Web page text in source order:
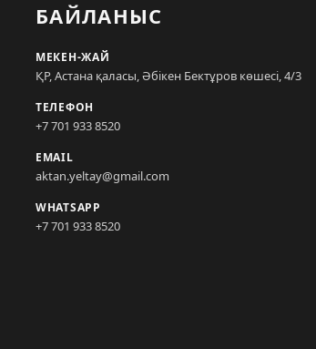
БАЙЛАНЫС
МЕКЕН-ЖАЙ
ҚР, Астана қаласы, Әбікен Бектұров көшесі, 4/3
ТЕЛЕФОН
+7 701 933 8520
EMAIL
aktan.yeltay@gmail.com
WHATSAPP
+7 701 933 8520